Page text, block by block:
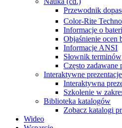
Przewodnik
Color-Rite
Informacje o
Objaśnienie ocen
Informacje ANSI
Słownik terminów
Często zadawane
Interaktywne
Interaktywna
Szkolenie w
Biblioteka katalogów
Zobacz katalogi
Wideo